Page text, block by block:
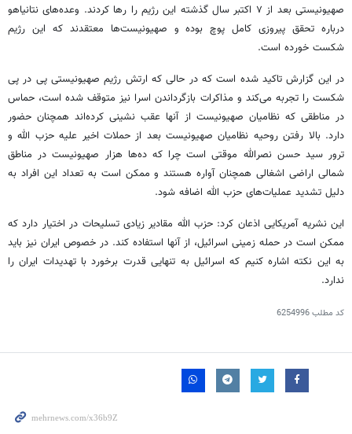
صهیونیستی بعد از ۷ اکتبر سال گذشته این رژیم را رها کردند. وعده‌های نتانیاهو
درباره تحقق پیروزی کامل پوچ بوده و صهیونیست‌ها معتقدند که این رژیم
شکست خورده است.
در این گزارش تاکید شده است که در حالی که ارتش رژیم صهیونیستی پی در پی
شکست را تجربه می‌کند و مذاکرات بازگرداندن اسرا نیز متوقف شده است، حماس
در مناطقی که نظامیان صهیونیست از آنها عقب نشینی کرده‌اند همچنان حضور
دارد. بالا رفتن روحیه نظامیان صهیونیست بعد از حملات اخیر علیه حزب الله و
ترور سید حسن نصرالله موقتی است چرا که ده‌ها هزار صهیونیست در مناطق
شمالی اراضی اشغالی همچنان آواره هستند و ممکن است به تعداد این افراد به
دلیل تشدید عملیات‌های حزب الله اضافه شود.
این نشریه آمریکایی اذعان کرد: حزب الله مقادیر زیادی تسلیحات در اختیار دارد که
ممکن است در حمله زمینی اسرائیل، از آنها استفاده کند. در خصوص ایران نیز باید
به این نکته اشاره کنیم که اسرائیل به تنهایی قدرت برخورد با تهدیدات ایران را
ندارد.
کد مطلب6254996